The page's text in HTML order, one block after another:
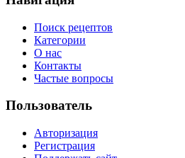
Поиск рецептов
Категории
О нас
Контакты
Частые вопросы
Пользователь
Авторизация
Регистрация